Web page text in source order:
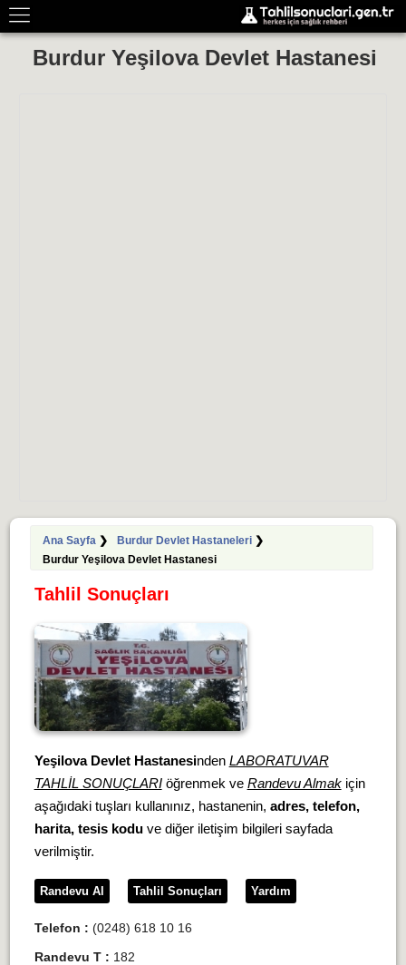
Burdur Yeşilova Devlet Hastanesi
Ana Sayfa❯ Burdur Devlet Hastaneleri❯
Burdur Yeşilova Devlet Hastanesi
Tahlil Sonuçları
Yeşilova Devlet Hastanesinden LABORATUVAR
TAHLİL SONUÇLARIöğrenmek ve Randevu Almakiçin
aşağıdaki tuşları kullanınız, hastanenin, adres, telefon,
harita, tesis koduve diğer iletişim bilgileri sayfada
verilmiştir.
Randevu Al Tahlil Sonuçları Yardım
Telefon : (0248) 618 10 16
Randevu T : 182